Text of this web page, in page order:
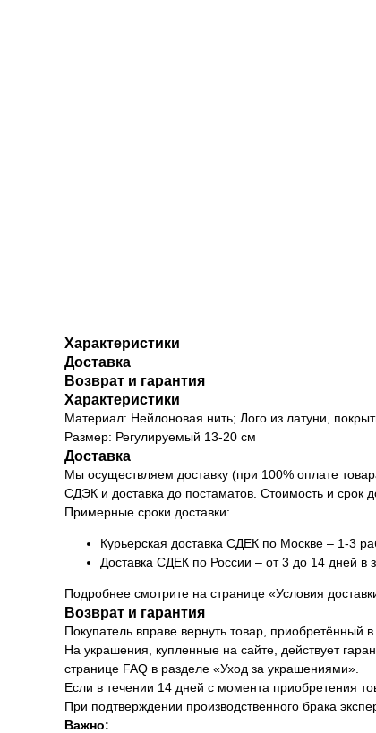
Характеристики
Доставка
Возврат и гарантия
Характеристики
Материал: Нейлоновая нить; Лого из латуни,
Размер: Регулируемый 13-20 см
Доставка
Мы осуществляем доставку (при 100% оплате
СДЭК и доставка до постаматов. Стоимость и срок
Примерные сроки доставки:
Курьерская доставка СДЕК по Москве – 1-3
Доставка СДЕК по России – от 3 до 14 дней в
Подробнее смотрите на странице «Условия
Возврат и гарантия
Покупатель вправе вернуть товар, приобретённый
На украшения, купленные на сайте, действует
странице FAQ в разделе «Уход за украшениями».
Если в течении 14 дней с момента приобретения
При подтверждении производственного брака
Важно: